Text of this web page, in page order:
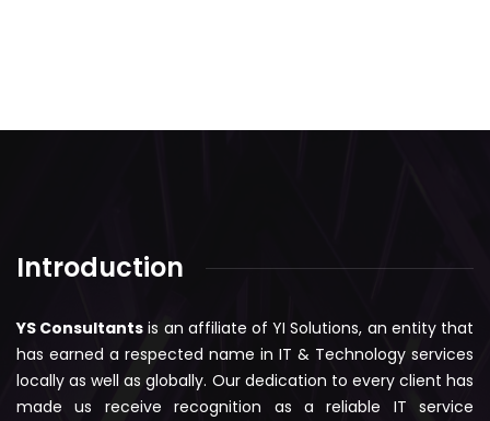
Introduction
YS Consultants is an affiliate of YI Solutions, an entity that
has earned a respected name in IT & Technology services
locally as well as globally. Our dedication to every client has
made us receive recognition as a reliable IT service